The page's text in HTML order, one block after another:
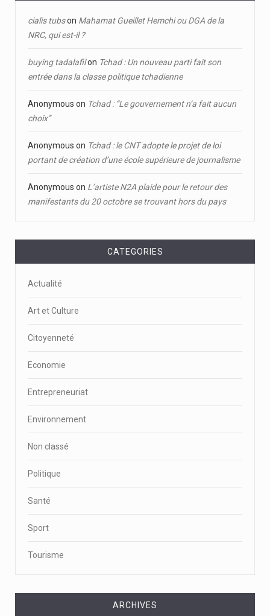
cialis tubson Mahamat Gueillet Hemchi ou DGA de la
NRC, qui est-il ?
buying tadalafilon Tchad : Un nouveau parti fait son
entrée dans la classe politique tchadienne
Anonymous on Tchad : ‘’Le gouvernement n’a fait aucun
choix’’
Anonymous on Tchad : le CNT adopte le projet de loi
portant de création d’une école supérieure de journalisme
Anonymous on L’artiste N2A plaide pour le retour des
manifestants du 20 octobre se trouvant hors du pays
CATEGORIES
Actualité
Art et Culture
Citoyenneté
Economie
Entrepreneuriat
Environnement
Non classé
Politique
Santé
Sport
Tourisme
ARCHIVES